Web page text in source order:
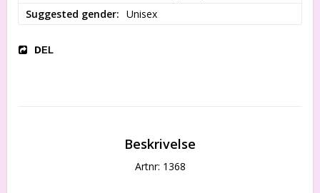
Suggested gender
Unisex
DEL
Beskrivelse
Artnr: 1368